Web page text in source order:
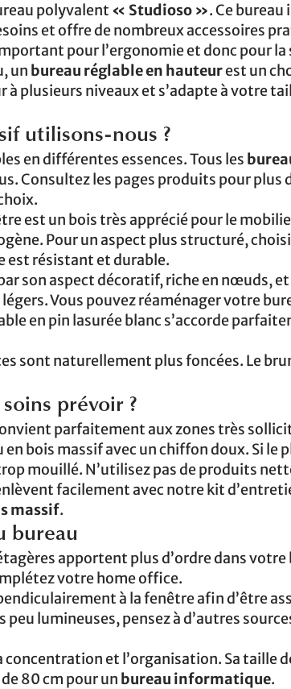
polyvalent « Studioso ». Ce
et offre de nombreux accessoires
pour l’ergonomie et donc pour la
un bureau réglable en hauteurest un
à plusieurs niveaux et s’adapte à votre
utilisons-nous ?
en différentes essences. Tous les
Consultez les pages produits pour plus
est un bois très apprécié pour le
Pour un aspect plus structuré,
est résistant et durable.
son aspect décoratif, riche en nœuds,
Vous pouvez réaménager votre
en pin lasurée blanc s’accorde
sont naturellement plus foncées. Le
prévoir ?
parfaitement aux zones très
bois massif avec un chiffon doux. Si le
mouillé. N’utilisez pas de produits
facilement avec notre kit
massif.
bureau
apportent plus d’ordre dans votre
votre home office.
à la fenêtre afin d’être
lumineuses, pensez à d’autres
et l’organisation. Sa taille
80 cm pour un bureau informatique.